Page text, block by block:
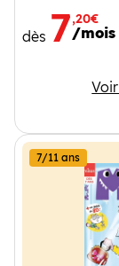
dès 7,20€
/mois
7/11 ans